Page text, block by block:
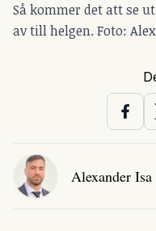
Så kommer det att se
av till helgen. Foto:
Alexander Isa